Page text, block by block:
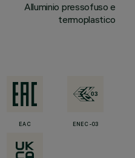
Alluminio pressofuso e
termoplastico
EAC ENEC-03